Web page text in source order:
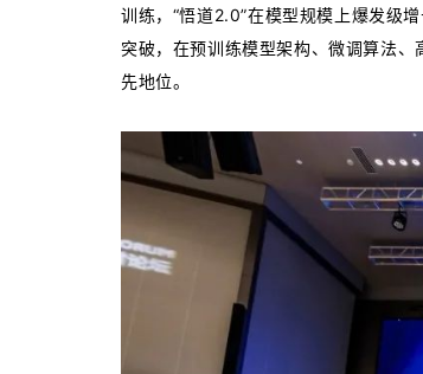
训练，“悟道2.0”在模型规模上爆发级
突破，在预训练模型架构、微调算法
先地位。